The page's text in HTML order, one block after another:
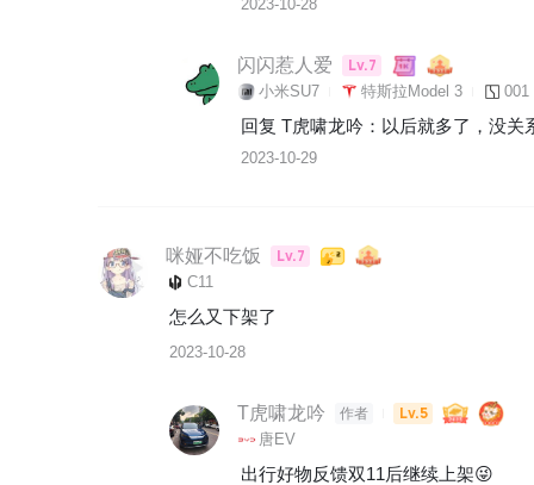
2023-10-28
闪闪惹人爱 Lv.7
小米SU7 特斯拉Model 3 001
回复 T虎啸龙吟 ： 以后就多了，没关
2023-10-29
咪娅不吃饭 Lv.7
C11
怎么又下架了
2023-10-28
T虎啸龙吟 作者 Lv.5
唐EV
出行好物反馈双11后继续上架😜